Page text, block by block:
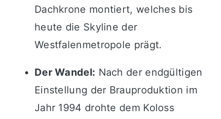
Dachkrone montiert, welches bis
heute die Skyline der
Westfalenmetropole prägt.
Der Wandel: Nach der endgültigen
Einstellung der Brauproduktion im
Jahr 1994 drohte dem Koloss